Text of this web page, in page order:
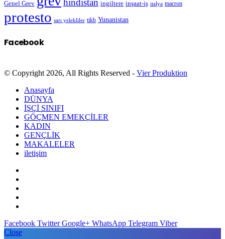
Genel Grev hindistan ingiltere inşaat-iş italya macron
protesto sarı yelekliler tikb Yunanistan
Facebook
© Copyright 2026, All Rights Reserved - Vier Produktion
Anasayfa
DÜNYA
İŞÇİ SINIFI
GÖÇMEN EMEKÇİLER
KADIN
GENÇLİK
MAKALELER
iletişim
Facebook Twitter Google+ WhatsApp Telegram Viber
Close